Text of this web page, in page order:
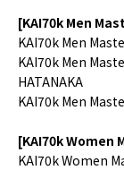
[KAI70k Men
KAI70k Men
KAI70k Men
HATANAKA
KAI70k Men
[KAI70k Women
KAI70k Women